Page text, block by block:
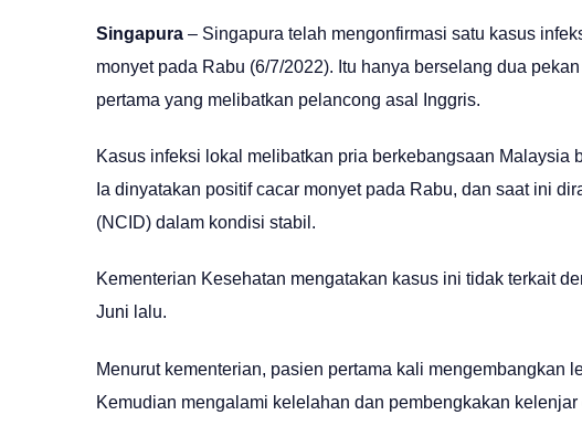
Singapura – Singapura telah mengonfirmasi satu kasus
monyet pada Rabu (6/7/2022). Itu hanya berselang dua
pertama yang melibatkan pelancong asal Inggris.
Kasus infeksi lokal melibatkan pria berkebangsaan Malaysia
Ia dinyatakan positif cacar monyet pada Rabu, dan saat ini
(NCID) dalam kondisi stabil.
Kementerian Kesehatan mengatakan kasus ini tidak terkait
Juni lalu.
Menurut kementerian, pasien pertama kali mengembangkan
Kemudian mengalami kelelahan dan pembengkakan